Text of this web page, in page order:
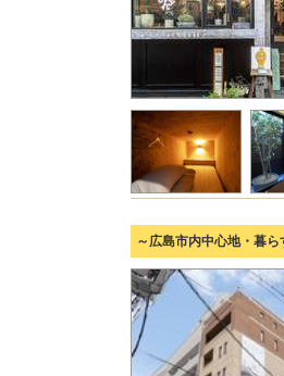
～広島市内中心地・暮ら